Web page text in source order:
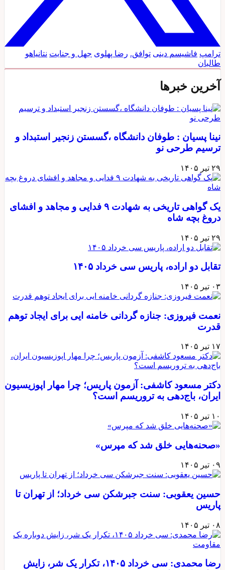
ترامپ فاشیسم دینی توافق. رضا پهلوی جهل و جنایت نتانیاهو
طالبان
آخرین خبرها
نینا پسیان : طوفان دانشگاه ،گسستن زنجیر استبداد و
ترسیم طرحی نو
۲۹ تیر ۱۴۰۵
یک گواهی تاریخی به شهادت ۹ فدایی و مجاهد و افشای
دروغ بچه شاه
۲۹ تیر ۱۴۰۵
تقابل دو اراده، پاریس سی خرداد ۱۴۰۵
۰۳ تیر ۱۴۰۵
نعمت فیروزی: جنازه گردانی خامنه ایی برای ایجاد توهم
قدرت
۱۷ تیر ۱۴۰۵
دکتر مسعود کاشفی: آزمون پاریس؛ چرا مهار اپوزیسیون
ایران، باج‌دهی به تروریسم است؟
۱۰ تیر ۱۴۰۵
«صحنه‌هایی خلق شد که مپرس»
۰۹ تیر ۱۴۰۵
حسین یعقوبی: سنت جبرشکن سی خرداد؛ از تهران تا
پاریس
۰۸ تیر ۱۴۰۵
رضا محمدی: سی خرداد ۱۴۰۵، تکرار یک شر، زایش